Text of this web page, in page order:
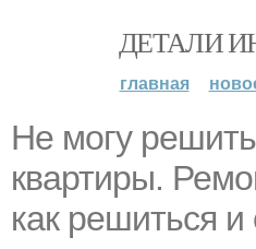
ДЕТАЛИ
главная
Не могу
квартиры.
как решиться и